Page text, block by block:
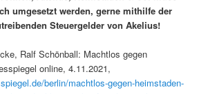
umgesetzt werden, gerne mithilfe der
Steuergelder von Akelius!
Ralf Schönball: Machtlos gegen
online, 4.11.2021,
berlin/machtlos-gegen-heimstaden-